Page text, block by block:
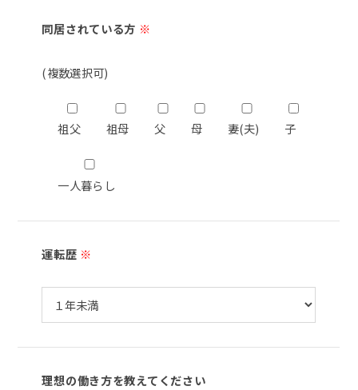
同居されている方 ※
(複数選択可)
祖父 祖母 父 母 妻(夫) 子
一人暮らし
運転歴 ※
理想の働き方を教えてください